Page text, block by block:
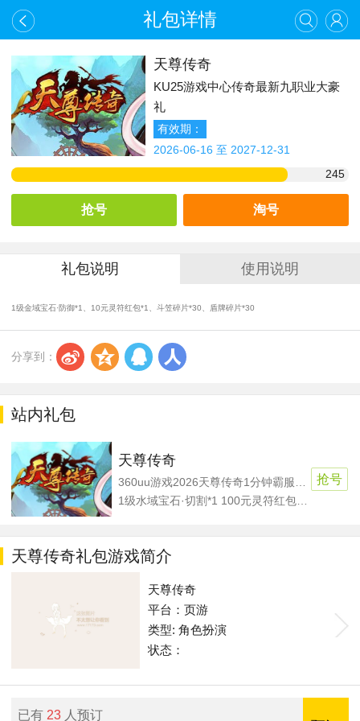
礼包详情
天尊传奇
KU25游戏中心传奇最新九职业大豪
礼
有效期：
2026-06-16 至 2027-12-31
245
抢号 淘号
礼包说明 使用说明
1级金域宝石·防御*1、10元灵符红包*1、斗笠碎片*30、盾牌碎片*30
分享到： s z q r
站内礼包
天尊传奇
抢号
天尊传奇礼包游戏简介
天尊传奇
平台：页游
类型: 角色扮演
状态：
已有 23 人预订